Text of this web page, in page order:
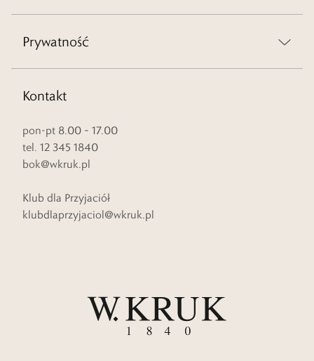
Prywatność
Kontakt
pon-pt 8.00 – 17.00
tel. 12 345 1840
bok@wkruk.pl
Klub dla Przyjaciół
klubdlaprzyjaciol@wkruk.pl